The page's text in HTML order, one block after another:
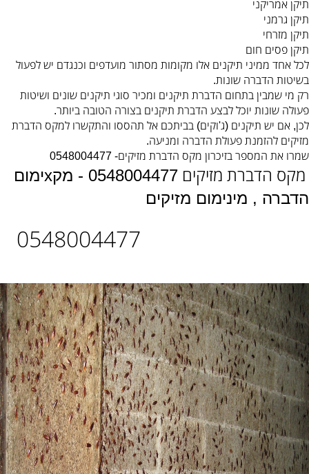
תיקן אמריקני
תיקן גרמני
תיקן מזרחי
תיקן פסים חום
לכל אחד ממיני תיקנים אלו מקומות מסתור מועדפים וכנגדם יש לפעול
בשיטות הדברה שונות.
רק מי שמבין בתחום הדברת תיקנים ומכיר סוגי תיקנים שונים ושיטות
פעולה שונות יוכל לבצע הדברת תיקנים בצורה הטובה ביותר.
לכן, אם יש תיקנים (ג'וקים) בביתכם אל תהססו והתקשרו למקס הדברת
מזיקים להזמנת פעולת הדברה ומניעה.
שמרו את המספר בזיכרון מקס הדברת מזיקים- 0548004477
מקס הדברת מזיקים
0548004477 - מקxימום
הדברה , מינימום מזיקים
0548004477